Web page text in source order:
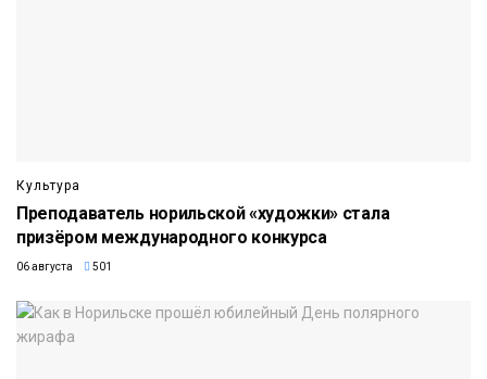
Культура
Преподаватель норильской «художки» стала
призёром международного конкурса
06 августа 501